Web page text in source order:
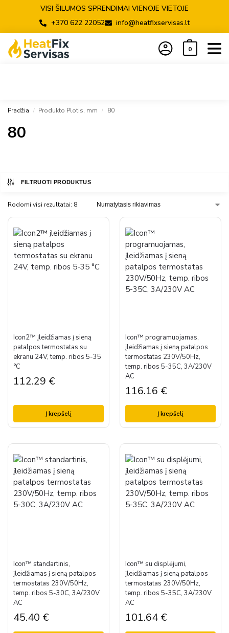
VISI ŠILUMOS SPRENDIMAI VIENOJE VIETOJE
+370 622 22052
info@heatfixservisas.lt
0
Pradžia / Produkto Plotis, mm / 80
80
FILTRUOTI PRODUKTUS
Rodomi visi rezultatai: 8
Icon2™ įleidžiamas į sieną
patalpos termostatas su
ekranu 24V, temp. ribos 5-35
°C
112.29 €
Į krepšelį
Icon™ programuojamas,
įleidžiamas į sieną patalpos
termostatas 230V/50Hz,
temp. ribos 5-35C, 3A/230V
AC
116.16 €
Į krepšelį
Icon™ standartinis,
įleidžiamas į sieną patalpos
termostatas 230V/50Hz,
temp. ribos 5-30C, 3A/230V
AC
45.40 €
Icon™ su displėjumi,
įleidžiamas į sieną patalpos
termostatas 230V/50Hz,
temp. ribos 5-35C, 3A/230V
AC
101.64 €